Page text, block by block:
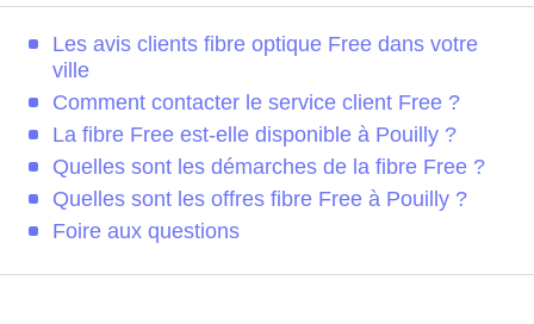
Les avis clients fibre optique Free dans votre
ville
Comment contacter le service client Free ?
La fibre Free est-elle disponible à Pouilly ?
Quelles sont les démarches de la fibre Free ?
Quelles sont les offres fibre Free à Pouilly ?
Foire aux questions